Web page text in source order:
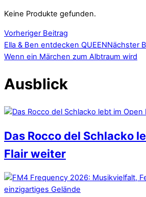
Keine Produkte gefunden.
Vorheriger Beitrag
Ella & Ben entdecken QUEENNächster
Wenn ein Märchen zum Albtraum wird
Ausblick
Das Rocco del Schlacko
Flair weiter